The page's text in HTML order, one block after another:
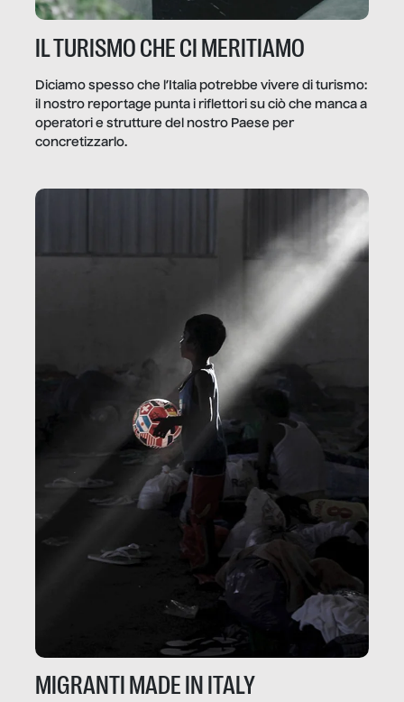
IL TURISMO CHE CI MERITIAMO
Diciamo spesso che l’Italia potrebbe vivere di turismo:
il nostro reportage punta i riflettori su ciò che manca a
operatori e strutture del nostro Paese per
concretizzarlo.
MIGRANTI MADE IN ITALY